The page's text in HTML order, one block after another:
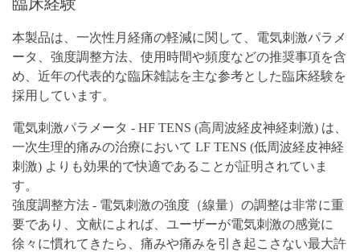
本製品は、一次性月経痛の軽減に関して、電気刺激パラメ
ータ、強度調整方法、使用時間や頻度などの推奨事項を含
め、近年の代表的な臨床雑誌を主な参考とした臨床経験を
採用しています。
電気刺激パラメータ - HF TENS (高周波経皮神経刺激) は、
一次生理的痛みの治療において LF TENS (低周波経皮神経
刺激) よりも効果的で快適であることが証明されていま
す。
強度調整方法 - 電気刺激の強度（線量）の調整は非常に重
要であり、文献によれば、ユーザーが電気刺激の感覚に
徐々に慣れてきたら、痛みや痛みを引き起こさない最大許